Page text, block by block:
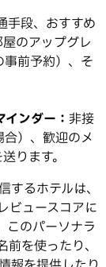
手段、おすすめ
のアップグレ
前予約）、そ
ンダー： 非接
）、歓迎のメ
ります。
るホテルは、
ビュースコアに
このパーソナラ
を使ったり、